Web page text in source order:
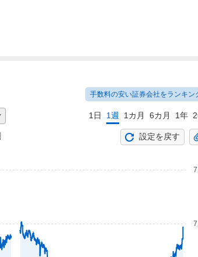
手数料の安い証券会社をランキン
1日 1週 1カ月 6カ月 1年
設定を戻す